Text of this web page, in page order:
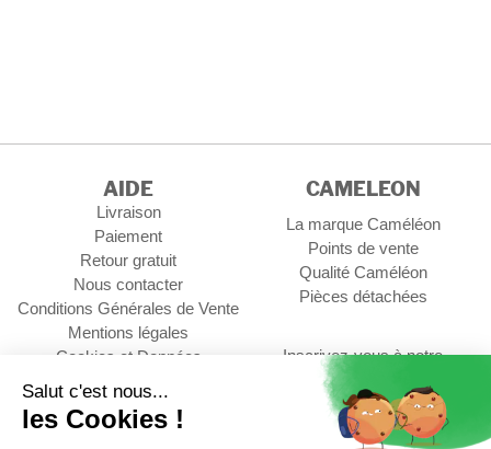
AIDE
Livraison
Paiement
Retour gratuit
Nous contacter
Conditions Générales de Vente
Mentions légales
Cookies et Données
Contact Professionnel
CAMELEON
La marque Caméléon
Points de vente
Qualité Caméléon
Pièces détachées
Inscrivez-vous à notre
newsletter